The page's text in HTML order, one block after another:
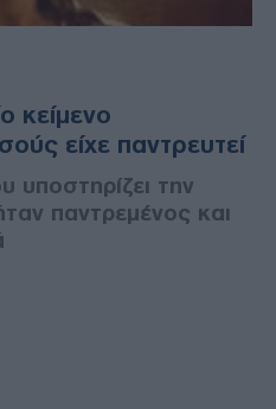
κείμενο
είχε παντρευτεί
υποστηρίζει την
παντρεμένος και